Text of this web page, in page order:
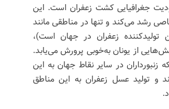
جغرافیایی کشت زعفران است. این
رشد می‌کند و تنها در مناطقی مانند
تولیدکننده زعفران در جهان است)،
از یونان به‌خوبی پرورش می‌یابد.
زنبورداران در سایر نقاط جهان به این
و تولید عسل زعفران به این مناطق